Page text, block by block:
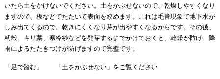
いたら土をかけないでください。土をかぶせないので、乾燥しやすくなり
ますので、板などでたたいて表面を絞めます。これは毛管現象で地下水が
しみ出てくるので、乾きにくくなり芽が出やすくなるからです。その後、
籾殻、キリ藁、寒冷紗などを発芽するまでかけておくと、乾燥が防げ、降
雨によるたたきつけが防げますので完璧です。
「 足で踏む」 「 土をかぶせない」をご覧ください